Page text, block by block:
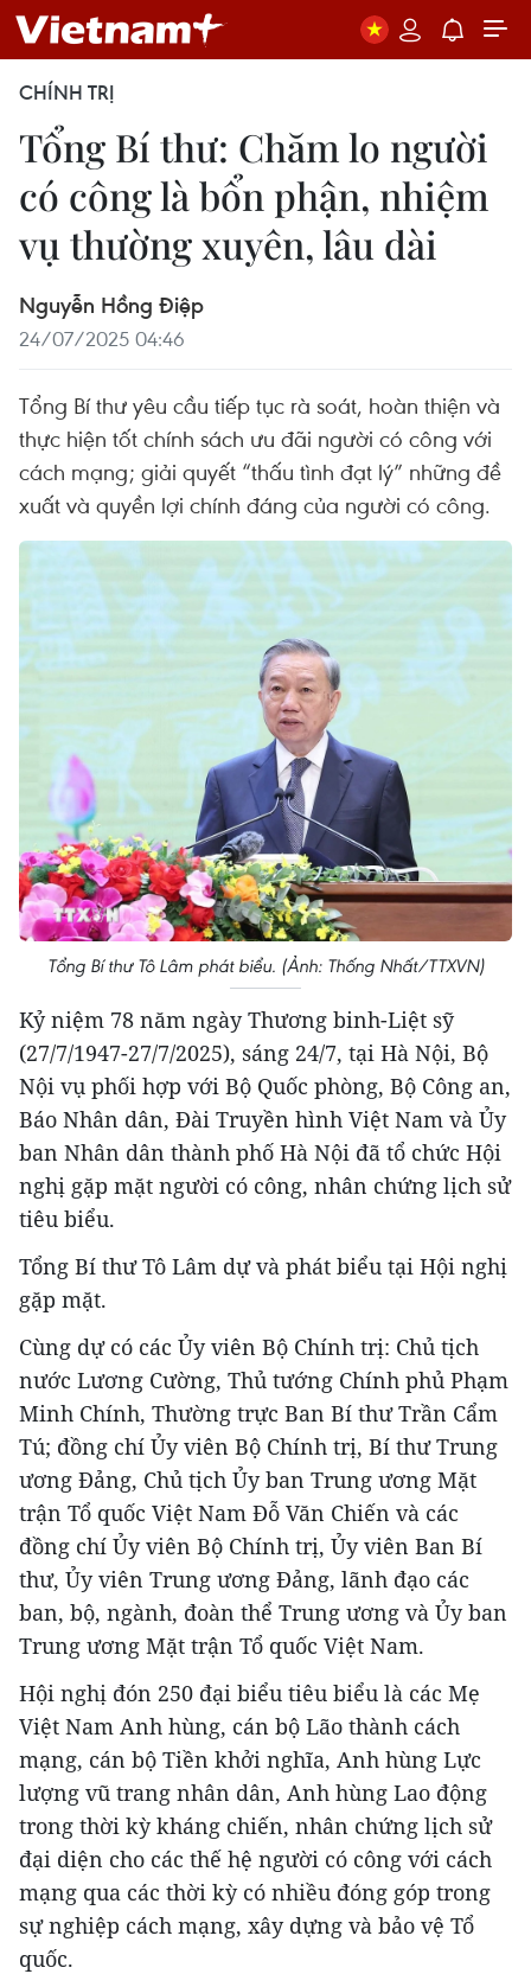
CHÍNH TRỊ
Tổng Bí thư: Chăm lo người
có công là bổn phận, nhiệm
vụ thường xuyên, lâu dài
Nguyễn Hồng Điệp
24/07/2025 04:46
Tổng Bí thư yêu cầu tiếp tục rà soát, hoàn thiện và
thực hiện tốt chính sách ưu đãi người có công với
cách mạng; giải quyết “thấu tình đạt lý” những đề
xuất và quyền lợi chính đáng của người có công.
Tổng Bí thư Tô Lâm phát biểu. (Ảnh: Thống Nhất/TTXVN)
Kỷ niệm 78 năm ngày Thương binh-Liệt sỹ
(27/7/1947-27/7/2025), sáng 24/7, tại Hà Nội, Bộ
Nội vụ phối hợp với Bộ Quốc phòng, Bộ Công an,
Báo Nhân dân, Đài Truyền hình Việt Nam và Ủy
ban Nhân dân thành phố Hà Nội đã tổ chức Hội
nghị gặp mặt người có công, nhân chứng lịch sử
tiêu biểu.
Tổng Bí thư Tô Lâm dự và phát biểu tại Hội nghị
gặp mặt.
Cùng dự có các Ủy viên Bộ Chính trị: Chủ tịch
nước Lương Cường, Thủ tướng Chính phủ Phạm
Minh Chính, Thường trực Ban Bí thư Trần Cẩm
Tú; đồng chí Ủy viên Bộ Chính trị, Bí thư Trung
ương Đảng, Chủ tịch Ủy ban Trung ương Mặt
trận Tổ quốc Việt Nam Đỗ Văn Chiến và các
đồng chí Ủy viên Bộ Chính trị, Ủy viên Ban Bí
thư, Ủy viên Trung ương Đảng, lãnh đạo các
ban, bộ, ngành, đoàn thể Trung ương và Ủy ban
Trung ương Mặt trận Tổ quốc Việt Nam.
Hội nghị đón 250 đại biểu tiêu biểu là các Mẹ
Việt Nam Anh hùng, cán bộ Lão thành cách
mạng, cán bộ Tiền khởi nghĩa, Anh hùng Lực
lượng vũ trang nhân dân, Anh hùng Lao động
trong thời kỳ kháng chiến, nhân chứng lịch sử
đại diện cho các thế hệ người có công với cách
mạng qua các thời kỳ có nhiều đóng góp trong
sự nghiệp cách mạng, xây dựng và bảo vệ Tổ
quốc.